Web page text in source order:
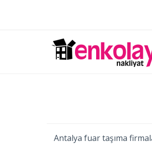
Antalya fuar taşıma